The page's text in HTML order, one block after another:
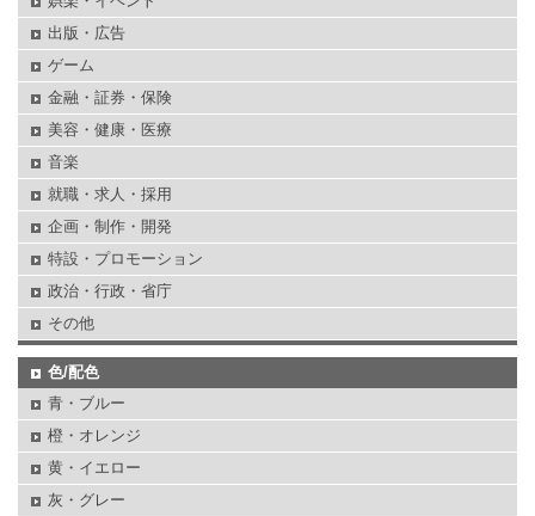
出版・広告
ゲーム
金融・証券・保険
美容・健康・医療
音楽
就職・求人・採用
企画・制作・開発
特設・プロモーション
政治・行政・省庁
その他
色/配色
青・ブルー
橙・オレンジ
黄・イエロー
灰・グレー